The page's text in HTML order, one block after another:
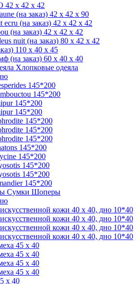
42 x 42 х 42
(на заказ) 42 x 42 х 90
(на заказ) 42 x 42 х 42
(на заказ) 42 x 42 х 42
nuit (на заказ) 80 x 42 х 42
110 х 40 х 45
(на заказ) 60 x 40 x 40
Хлопковые одеяла
145*200
145*200
145*200
145*200
145*200
145*200
145*200
145*200
145*200
145*200
145*200
145*200
Сумки Шоперы
кожи 40 x 40, дно 10*40
кожи 40 x 40, дно 10*40
кожи 40 x 40, дно 10*40
кожи 40 x 40, дно 10*40
45 x 40
45 x 40
45 x 40
45 x 40
x 40